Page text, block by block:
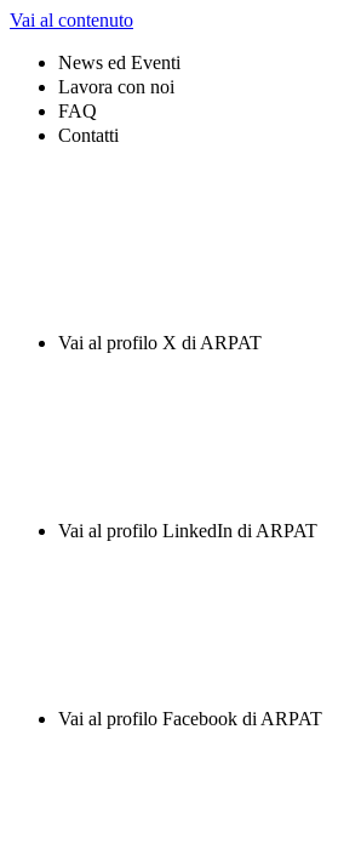
Vai al contenuto
News ed Eventi
Lavora con noi
FAQ
Contatti
Vai al profilo X di ARPAT
Vai al profilo LinkedIn di ARPAT
Vai al profilo Facebook di ARPAT